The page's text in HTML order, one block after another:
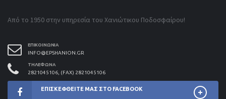
Από το 1950 στην υπηρεσία του Χανιώτικου Ποδοσφαίρου!
ΕΠΙΚΟΙΝΩΝΊΑ
INFO@EPSHANION.GR
ΤΗΛΈΦΩΝΑ
2821045106, (FAX) 2821045106
ΕΠΙΣΚΕΦΘΕΊΤΕ ΜΑΣ ΣΤΟ FACEBOOK